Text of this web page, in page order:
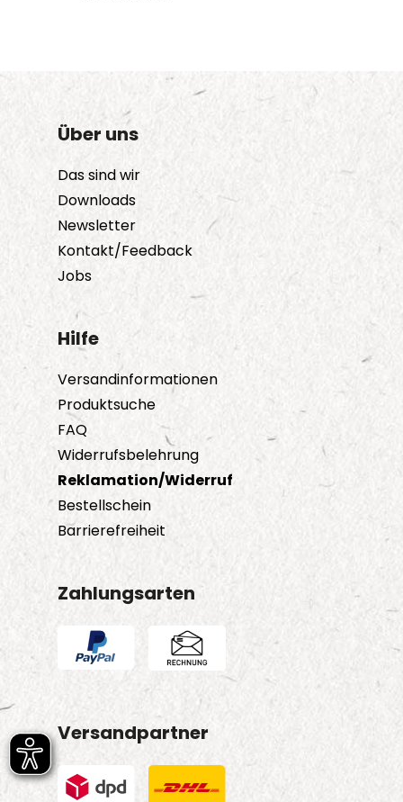
Über uns
Das sind wir
Downloads
Newsletter
Kontakt/Feedback
Jobs
Hilfe
Versandinformationen
Produktsuche
FAQ
Widerrufsbelehrung
Reklamation/Widerruf
Bestellschein
Barrierefreiheit
Zahlungsarten
Versandpartner